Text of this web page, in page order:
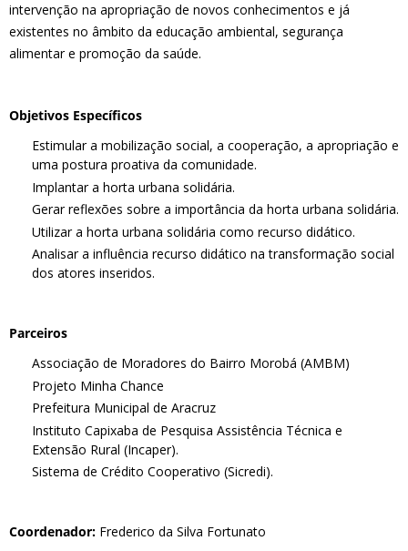
intervenção na apropriação de novos conhecimentos e já
existentes no âmbito da educação ambiental, segurança
alimentar e promoção da saúde.
Objetivos Específicos
Estimular a mobilização social, a cooperação, a apropriação e
uma postura proativa da comunidade.
Implantar a horta urbana solidária.
Gerar reflexões sobre a importância da horta urbana solidária.
Utilizar a horta urbana solidária como recurso didático.
Analisar a influência recurso didático na transformação social
dos atores inseridos.
Parceiros
Associação de Moradores do Bairro Morobá (AMBM)
Projeto Minha Chance
Prefeitura Municipal de Aracruz
Instituto Capixaba de Pesquisa Assistência Técnica e
Extensão Rural (Incaper).
Sistema de Crédito Cooperativo (Sicredi).
Coordenador: Frederico da Silva Fortunato